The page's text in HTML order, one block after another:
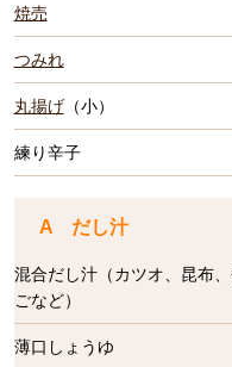
焼売
つみれ
丸揚げ（小）
練り辛子
A だし汁
混合だし汁（カツオ、昆布
ごなど）
薄口しょうゆ